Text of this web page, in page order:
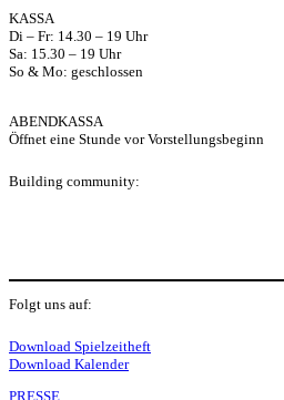
KASSA
Di – Fr: 14.30 – 19 Uhr
Sa: 15.30 – 19 Uhr
So & Mo: geschlossen
ABENDKASSA
Öffnet eine Stunde vor Vorstellungsbeginn
Building community:
P
Folgt uns auf:
Y
Download Spielzeitheft
Download Kalender
PRESSE